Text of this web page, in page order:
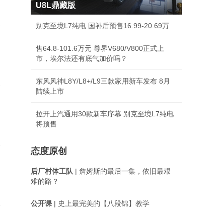
U8L鼎藏版
别克至境L7纯电 国补后预售16.99-20.69万
售64.8-101.6万元 尊界V680/V800正式上
市，埃尔法还有底气加价吗？
东风风神L8Y/L8+/L9三款家用新车发布 8月
陆续上市
拉开上汽通用30款新车序幕 别克至境L7纯电
将预售
态度原创
后厂村体工队 | 詹姆斯的最后一集，依旧最艰
难的路？
公开课 | 史上最完美的【八段锦】教学